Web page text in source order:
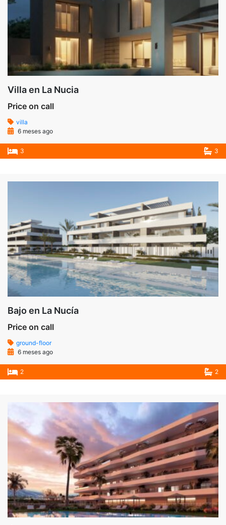
Villa en La Nucia
Price on call
villa
6 meses ago
3 3
Bajo en La Nucía
Price on call
ground-floor
6 meses ago
2 2